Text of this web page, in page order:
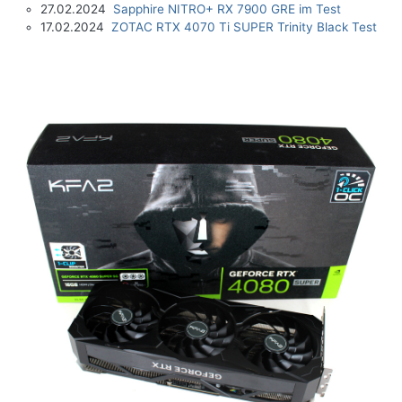
27.02.2024 Sapphire NITRO+ RX 7900 GRE im Test
17.02.2024 ZOTAC RTX 4070 Ti SUPER Trinity Black Test